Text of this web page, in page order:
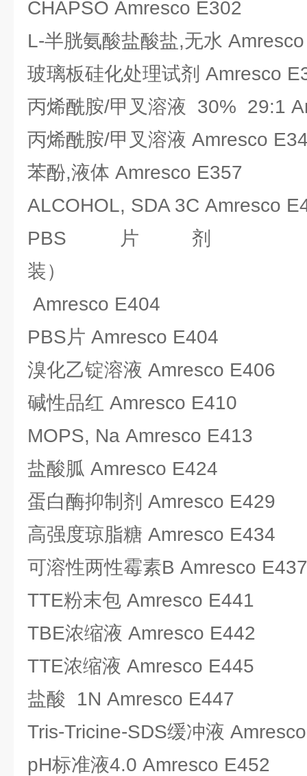
CHAPSO Amresco E302
L-半胱氨酸盐酸盐,无水
玻璃板硅化处理试剂 Amresco
丙烯酰胺/甲叉溶液 30% 29:1
丙烯酰胺/甲叉溶液 Amresco
苯酚,液体 Amresco E357
ALCOHOL, SDA 3C Amresco
PBS片剂
装
Amresco E404
PBS片 Amresco E404
溴化乙锭溶液 Amresco E406
碱性品红 Amresco E410
MOPS, Na Amresco E413
盐酸胍 Amresco E424
蛋白酶抑制剂 Amresco E429
高强度琼脂糖 Amresco E434
可溶性两性霉素B Amresco E437
TTE粉末包 Amresco E441
TBE浓缩液 Amresco E442
TTE浓缩液 Amresco E445
盐酸 1N Amresco E447
Tris-Tricine-SDS缓冲液
pH标准液4.0 Amresco E452